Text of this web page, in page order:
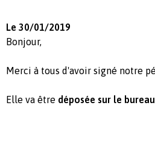
Le 30/01/2019
Bonjour,
Merci à tous d'avoir signé notre
Elle va être déposée sur le